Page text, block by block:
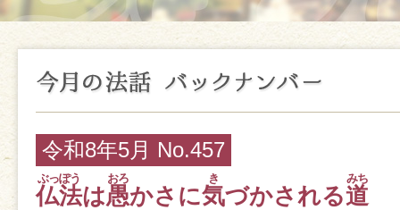
令和8年5月 No.457
仏法は愚かさに気づかされる道